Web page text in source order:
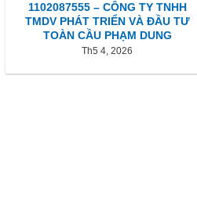
1102087555 – CÔNG TY TNHH
TMDV PHÁT TRIỂN VÀ ĐẦU TƯ
TOÀN CẦU PHẠM DUNG
Th5 4, 2026